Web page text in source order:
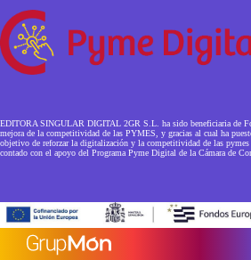
EDITORA SINGULAR DIGITAL 2GR S.L. ha sido beneficiaria de
mejora de la competitividad de las PYMES, y gracias al cual ha
objetivo de reforzar la digitalización y la competitividad de las pymes
contado con el apoyo del Programa Pyme Digital de la Cámara de